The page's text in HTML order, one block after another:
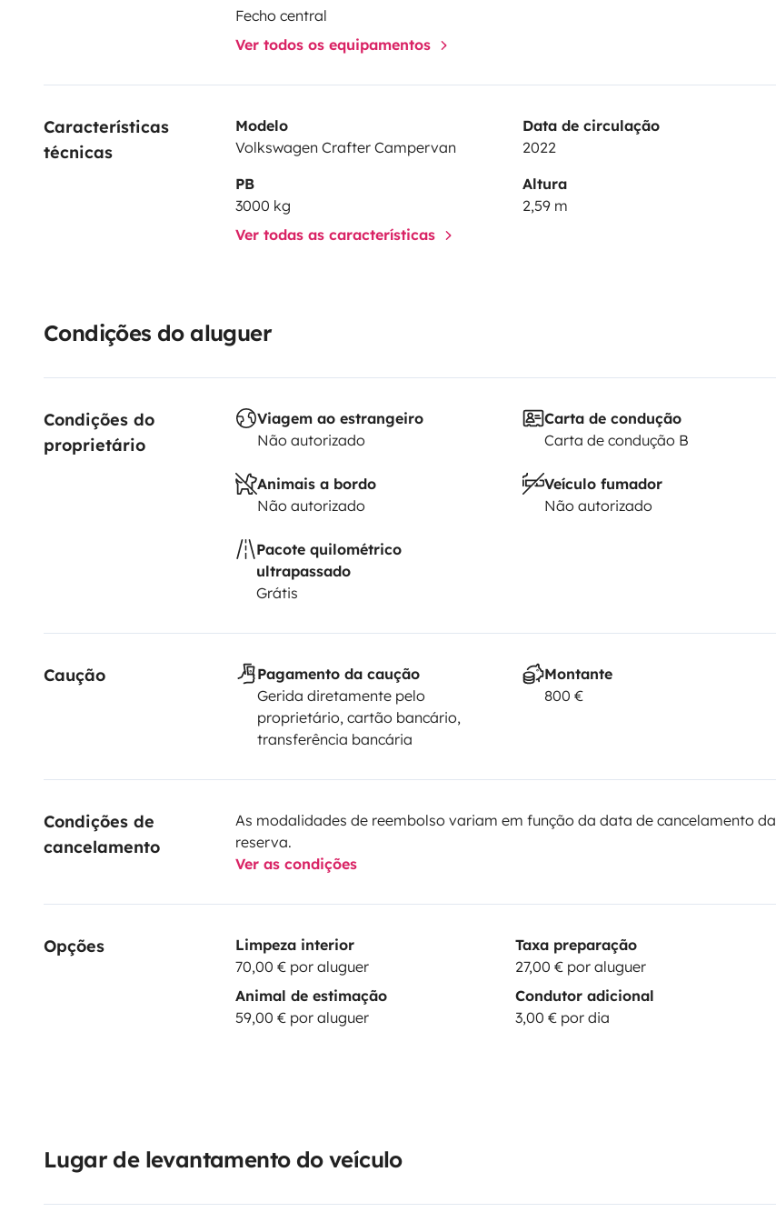
Fecho central
Ver todos os equipamentos
Características
técnicas
Modelo
Volkswagen Crafter Campervan
Data de circulação
2022
PB
3000 kg
Altura
2,59 m
Ver todas as características
Condições do aluguer
Condições do
proprietário
Viagem ao estrangeiro
Não autorizado
Carta de condução
Carta de condução B
Animais a bordo
Não autorizado
Veículo fumador
Não autorizado
Pacote quilométrico
ultrapassado
Grátis
Caução
Pagamento da caução
Gerida diretamente pelo
proprietário, cartão bancário,
transferência bancária
Montante
800 €
Condições de
cancelamento
As modalidades de reembolso variam em função da data de cancelamento da
reserva.
Ver as condições
Opções
Limpeza interior
70,00 € por aluguer
Taxa preparação
27,00 € por aluguer
Animal de estimação
59,00 € por aluguer
Condutor adicional
3,00 € por dia
Lugar de levantamento do veículo